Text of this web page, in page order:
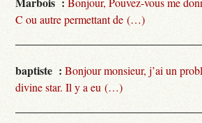
C ou autre permettant de (…)
baptiste : Bonjour monsieur, j’ai un
divine star. Il y a eu (…)